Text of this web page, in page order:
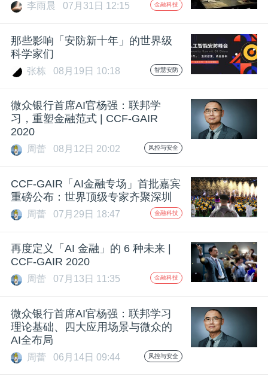
题
爱
李雨晨 07月31日 12:15 金融科技
那些影响「安防新十年」的世界级
科学家们
张栋 08月19日 10:18 智慧安防
微众银行首席AI官杨强：联邦学
习，重塑金融范式 | CCF-GAIR
2020
周蕾 08月12日 20:02 风控与安全
CCF-GAIR「AI金融专场」首批嘉宾
重磅公布：世界顶级专家齐聚深圳
周蕾 07月29日 18:47 金融科技
再度定义「AI 金融」的 6 种未来 |
CCF-GAIR 2020
周蕾 07月13日 11:35 金融科技
微众银行首席AI官杨强：联邦学习
理论基础、四大应用场景与微众的
AI全布局
周蕾 06月14日 09:44 风控与安全